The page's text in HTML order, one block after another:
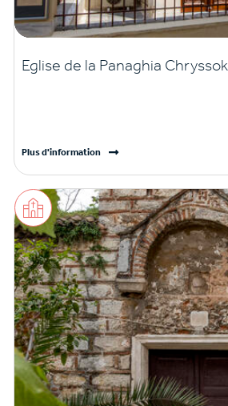
Eglise de la Panaghia
Plus d'information